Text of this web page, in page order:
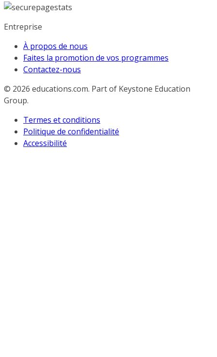
Entreprise
À propos de nous
Faites la promotion de vos programmes
Contactez-nous
© 2026 educations.com. Part of Keystone Education
Group.
Termes et conditions
Politique de confidentialité
Accessibilité